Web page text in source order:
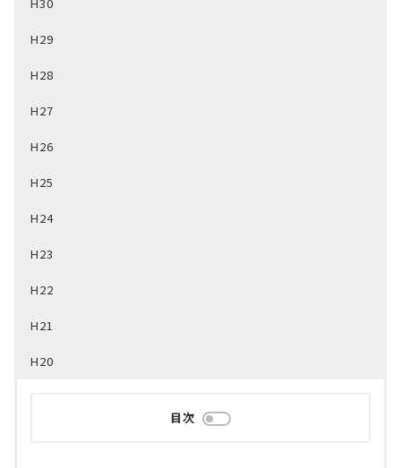
H30
H29
H28
H27
H26
H25
H24
H23
H22
H21
H20
目次